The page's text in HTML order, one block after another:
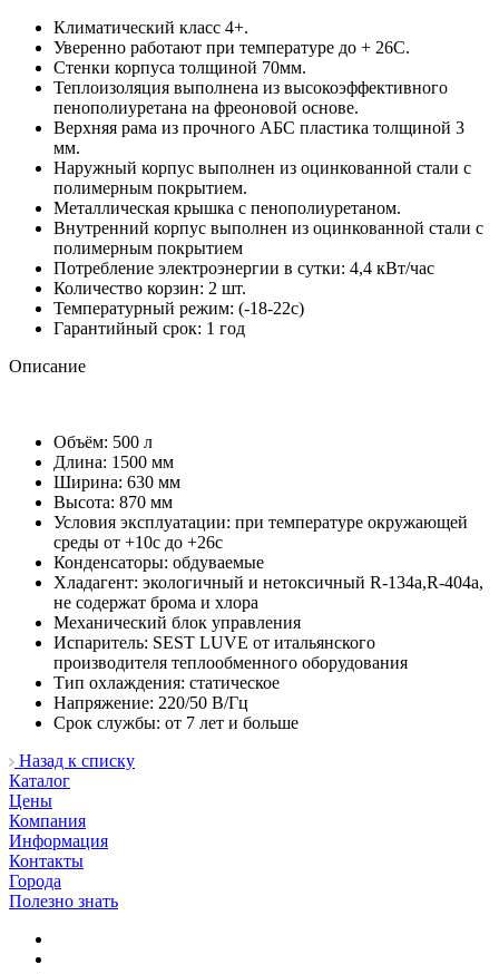
Климатический класс 4+.
Уверенно работают при температуре до + 26С.
Стенки корпуса толщиной 70мм.
Теплоизоляция выполнена из высокоэффективного
пенополиуретана на фреоновой основе.
Верхняя рама из прочного АБС пластика толщиной 3
мм.
Наружный корпус выполнен из оцинкованной стали с
полимерным покрытием.
Металлическая крышка с пенополиуретаном.
Внутренний корпус выполнен из оцинкованной стали с
полимерным покрытием
Потребление электроэнергии в сутки: 4,4 кВт/час
Количество корзин: 2 шт.
Температурный режим: (-18-22с)
Гарантийный срок: 1 год
Описание
Объём: 500 л
Длина: 1500 мм
Ширина: 630 мм
Высота: 870 мм
Условия эксплуатации: при температуре окружающей
среды от +10с до +26с
Конденсаторы: обдуваемые
Хладагент: экологичный и нетоксичный R-134a,R-404a,
не содержат брома и хлора
Механический блок управления
Испаритель: SEST LUVE от итальянского
производителя теплообменного оборудования
Тип охлаждения: статическое
Напряжение: 220/50 В/Гц
Срок службы: от 7 лет и больше
Назад к списку
Каталог
Цены
Компания
Информация
Контакты
Города
Полезно знать